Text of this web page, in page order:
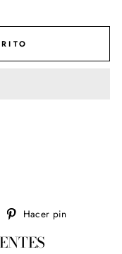
Tuitear Hacer pin